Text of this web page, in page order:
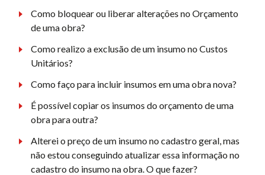
Como bloquear ou liberar alterações no Orçamento
de uma obra?
Como realizo a exclusão de um insumo no Custos
Unitários?
Como faço para incluir insumos em uma obra nova?
É possível copiar os insumos do orçamento de uma
obra para outra?
Alterei o preço de um insumo no cadastro geral, mas
não estou conseguindo atualizar essa informação no
cadastro do insumo na obra. O que fazer?